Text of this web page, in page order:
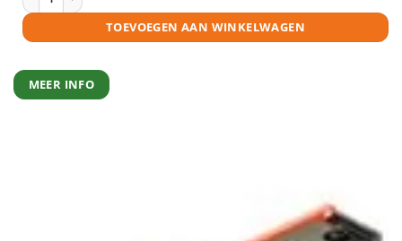
TOEVOEGEN AAN WINKELWAGEN
MEER INFO